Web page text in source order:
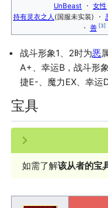
UnBeast ・ 女性
持有灵衣之人 (国服未实装) ・
・ 善 [3]
战斗形象1、2时为恶
A+、幸运B，战斗形
捷E-、魔力EX、幸运D
宝具
如需了解该从者的宝